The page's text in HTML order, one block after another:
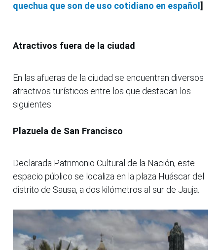
quechua que son de uso cotidiano en español ]
Atractivos fuera de la ciudad
En las afueras de la ciudad se encuentran diversos
atractivos turísticos entre los que destacan los
siguientes:
Plazuela de San Francisco
Declarada Patrimonio Cultural de la Nación, este
espacio público se localiza en la plaza Huáscar del
distrito de Sausa, a dos kilómetros al sur de Jauja.